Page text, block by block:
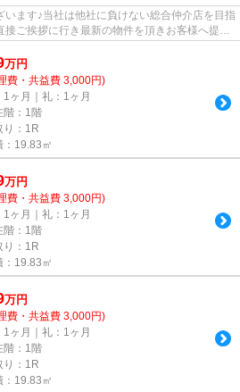
います♪当社は他社に負けない総合仲介店を目指
接ご挨拶に行き最新の物件を頂きお客様へ提供
万円
費・共益費 3,000円)
1ヶ月｜礼：1ヶ月
階：1階
り：1R
：19.83㎡
万円
費・共益費 3,000円)
1ヶ月｜礼：1ヶ月
階：1階
り：1R
：19.83㎡
万円
費・共益費 3,000円)
1ヶ月｜礼：1ヶ月
階：1階
り：1R
：19.83㎡